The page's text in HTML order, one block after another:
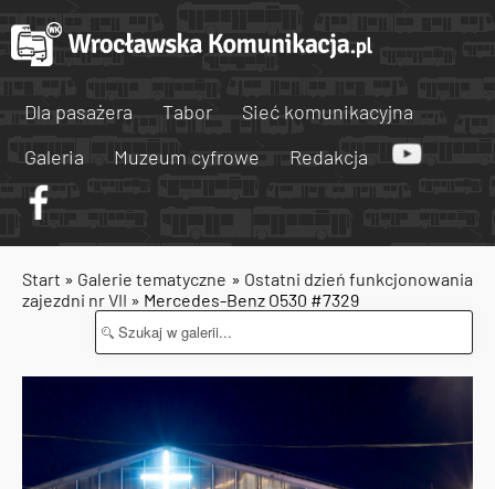
Dla pasażera Tabor
Sieć komunikacyjna
Galeria
Muzeum cyfrowe Redakcja
Start » Galerie tematyczne » Ostatni dzień funkcjonowania
zajezdni nr VII » Mercedes-Benz O530 #7329